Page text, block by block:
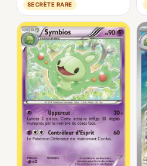
SECRÈTE RARE